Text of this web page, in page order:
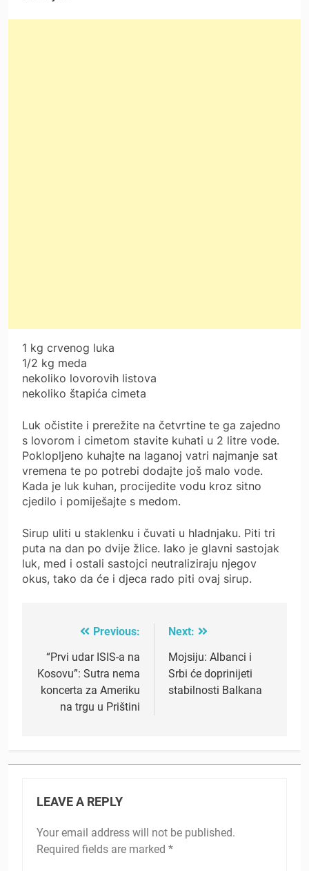
1 kg crvenog luka
1/2 kg meda
nekoliko lovorovih listova
nekoliko štapića cimeta
Luk očistite i prerežite na četvrtine te ga zajedno
s lovorom i cimetom stavite kuhati u 2 litre vode.
Poklopljeno kuhajte na laganoj vatri najmanje sat
vremena te po potrebi dodajte još malo vode.
Kada je luk kuhan, procijedite vodu kroz sitno
cjedilo i pomiješajte s medom.
Sirup uliti u staklenku i čuvati u hladnjaku. Piti tri
puta na dan po dvije žlice. Iako je glavni sastojak
luk, med i ostali sastojci neutraliziraju njegov
okus, tako da će i djeca rado piti ovaj sirup.
navigation
Previous:
“Prvi udar ISIS-a na
Kosovu”: Sutra nema
koncerta za Ameriku
na trgu u Prištini
Next:
Mojsiju: Albanci i
Srbi će doprinijeti
stabilnosti Balkana
LEAVE A REPLY
Your email address will not be published.
Required fields are marked *